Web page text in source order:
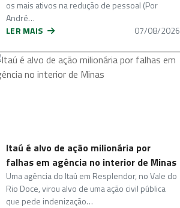
os mais ativos na redução de pessoal (Por
André…
LER MAIS
07/08/2026
Itaú é alvo de ação milionária por
falhas em agência no interior de Minas
Uma agência do Itaú em Resplendor, no Vale do
Rio Doce, virou alvo de uma ação civil pública
que pede indenização…